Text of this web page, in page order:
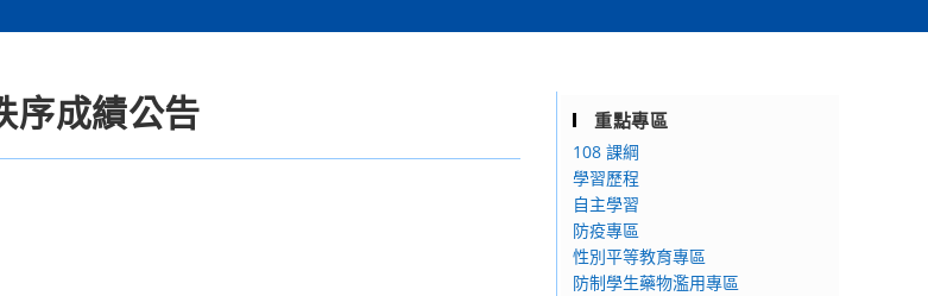
序成績公告 重點專區
108 課綱
學習歷程
自主學習
防疫專區
性別平等教育專區
防制學生藥物濫用專區